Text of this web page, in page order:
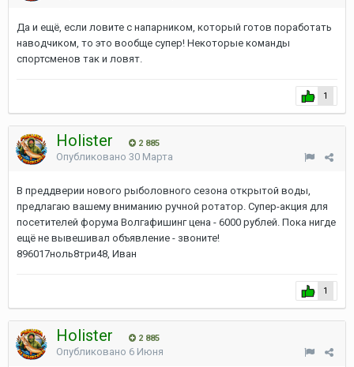
Да и ещё, если ловите с напарником, который готов поработать
наводчиком, то это вообще супер! Некоторые команды
спортсменов так и ловят.
1
Holister 2 885
Опубликовано 30 Марта
В преддверии нового рыболовного сезона открытой воды,
предлагаю вашему вниманию ручной ротатор. Супер-акция для
посетителей форума Волгафишинг цена - 6000 рублей. Пока нигде
ещё не вывешивал объявление - звоните!
896017ноль8три48, Иван
1
Holister 2 885
Опубликовано 6 Июня